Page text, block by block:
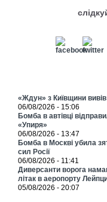
«Ждун» з Київщини
06/08/2026 - 15:06
Бомба в автівці
«Упиря»
06/08/2026 - 13:47
Бомба в Москві убила
сил Росії
06/08/2026 - 11:41
Диверсанти ворога
літак в аеропорту
05/08/2026 - 20:07